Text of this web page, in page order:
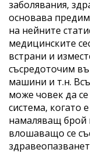
заболявания,
основава
на нейните
медицинските
встрани и
съсредоточим
машини и т.н.
може човек да
система, когато
намаляващ брой
влошаващо се